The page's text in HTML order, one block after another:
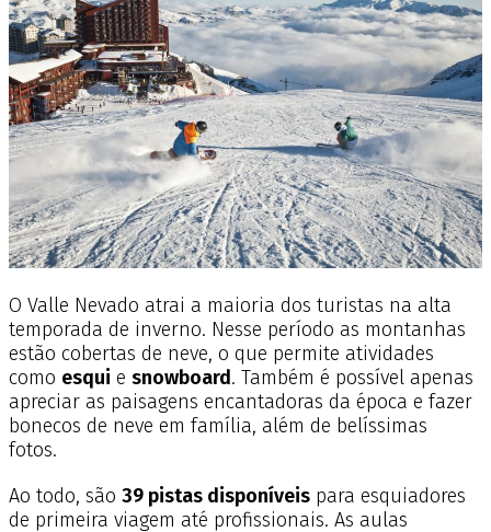
O Valle Nevado atrai a maioria dos turistas na alta
temporada de inverno. Nesse período as montanhas
estão cobertas de neve, o que permite atividades
como esqui e snowboard. Também é possível apenas
apreciar as paisagens encantadoras da época e fazer
bonecos de neve em família, além de belíssimas
fotos.
Ao todo, são 39 pistas disponíveis para esquiadores
de primeira viagem até profissionais. As aulas